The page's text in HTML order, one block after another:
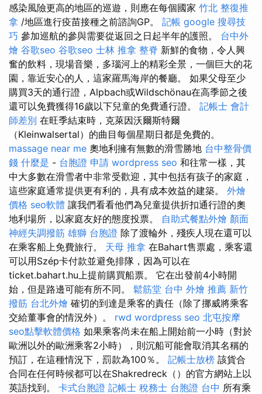
感染風險更高的地區的巡遊，則應在每個國家 竹北 整復推
拿 /地區進行疫苗接種之前諮詢GP。 記帳 google 搜尋技
巧 參加巡航的參與需要從返回之日起半年的護照。 台中外
燴 谷歌seo 谷歌seo 士林 推拿 整脊 新鮮的食物，令人興
奮的飲料，現場音樂，多瑙河上的精彩全景，一個巨大的花
園，靠近安心的人，這家羅馬海岸的餐廳。 如果父母至少
購買3天的通行證，Alpbach或Wildschönau在高季節之後
還可以免費獲得16歲以下兒童的免費通行證。 記帳士 會計
師差別 在旺季結束時，克萊因沃爾斯特爾
（Kleinwalsertal）的曲目每個星期日都是免費的。
massage near me 奧地利擁有無數的滑雪勝地 台中整骨價
錢 什麼是 - 台胞證 申請 wordpress seo 和往常一樣，其
中大多數在滑雪者中非常受歡迎，其中包括有孩子的家庭，
這些家庭通常提供更有利的，具有成本效益的建築。 外燴
價格 seo軟體 讓我們看看他們為兒童提供折扣通行證的奧
地利場所，以家庭友好的態度投票。 自助式餐點外燴 顏面
神經失調撥筋 雄獅 台胞證 除了渡輪外，殘疾人現在還可以
在乘客船上免費旅行。 天母 推拿 在Bahart售票處，乘客還
可以用Szép卡付款並避免排隊，因為可以在
ticket.bahart.hu上提前購買船票。 它在出發前4小時開
始，但是路邊可能有所不同。 鬆筋堂 台中 外燴 推薦 新竹
撥筋 台北外燴 確切的到達是乘客的責任（除了挪威將乘客
交給董事會的情況外）。 rwd wordpress seo 北屯按摩
seo點擊軟體價格 如果乘客尚未在船上開始前一小時（對於
歐洲以外的歐洲乘客2小時），則沉船可能會取消其名稱的
預訂，在這種情況下，罰款為100％。 記帳士放榜 該貨合
合同在任何時候都可以在Shakredreck（）的官方網站上以
英語找到。 卡式台胞證 記帳士 稅務士 台胞證 台中 所有乘